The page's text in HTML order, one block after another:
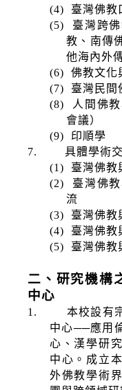
(4)
臺灣佛教
(5)
臺灣跨
教、南傳
他海內外
(6)
佛教文化
(7)
臺灣民間
(8)
人間佛
會議）
(9)
印順學
7.
具體學術
(1)
臺灣佛教
(2)
臺灣佛
流
(3)
臺灣佛教
(4)
臺灣佛教
(5)
臺灣佛教
二、研究機構
中心
1.
本校設有
中心──應用
心、漢學研
中心。成立
外佛教學術